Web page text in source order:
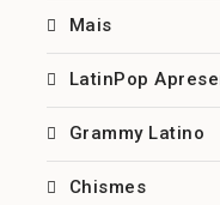
Mais
LatinPop
Grammy Latino
Chismes